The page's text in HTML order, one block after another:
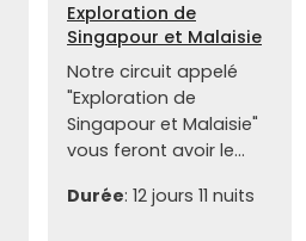
Exploration de
Singapour et Malaisie
Notre circuit appelé
"Exploration de
Singapour et Malaisie"
vous feront avoir le...
Durée: 12 jours 11 nuits